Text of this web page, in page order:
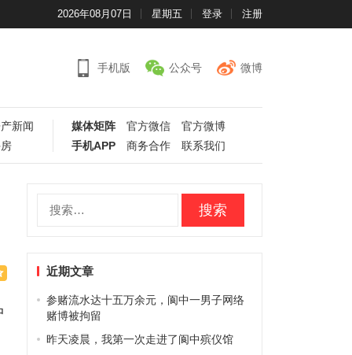
2026年08月07日 星期五 登录 注册
手机版 公众号 微博
新闻
媒体矩阵 官方微信
官方微博
手机APP
商务合作 联系我们
近期文章
参赌流水达十五万余元，阆中一男子网络
赌博被拘留
昨天凌晨，我第一次走进了阆中殡仪馆